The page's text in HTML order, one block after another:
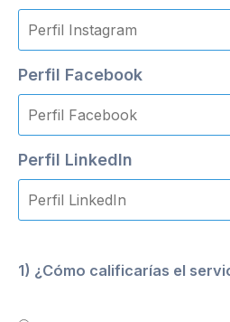
Perfil Facebook
Perfil LinkedIn
1) ¿Cómo calificarías el